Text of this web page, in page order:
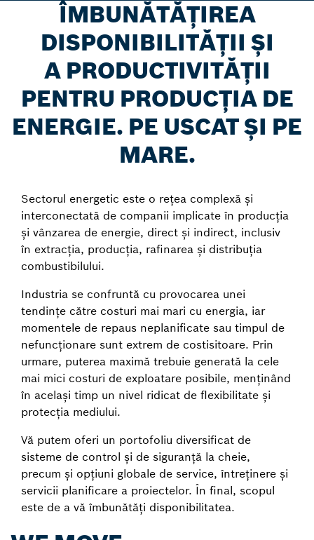
ÎMBUNĂTĂȚIREA
DISPONIBILITĂȚII ȘI
A PRODUCTIVITĂȚII
PENTRU PRODUCȚIA DE
ENERGIE. PE USCAT ȘI PE
MARE.
Sectorul energetic este o rețea complexă și
interconectată de companii implicate în producția
și vânzarea de energie, direct și indirect, inclusiv
în extracția, producția, rafinarea și distribuția
combustibilului.
Industria se confruntă cu provocarea unei
tendințe către costuri mai mari cu energia, iar
momentele de repaus neplanificate sau timpul de
nefuncționare sunt extrem de costisitoare. Prin
urmare, puterea maximă trebuie generată la cele
mai mici costuri de exploatare posibile, menținând
în același timp un nivel ridicat de flexibilitate și
protecția mediului.
Vă putem oferi un portofoliu diversificat de
sisteme de control și de siguranță la cheie,
precum și opțiuni globale de service, întreținere și
servicii planificare a proiectelor. În final, scopul
este de a vă îmbunătăți disponibilitatea.